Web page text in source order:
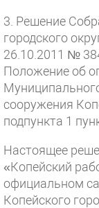
3. Решение
городского
26.10.2011 №
Положение об
сооружения
подпункта 1
Настоящее
«Копейский
официальном
Копейского